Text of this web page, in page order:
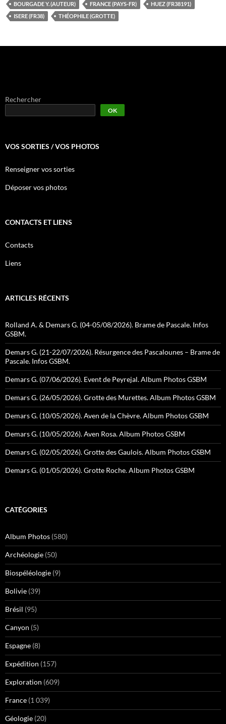
BOURGADE Y. (AUTEUR) FRANCE (PAYS-FR)
HUEZ (FR38191)
ISERE (FR38)
THÉOPHILE (GROTTE)
Rechercher
OK
VOS SORTIES / VOS PHOTOS
Renseigner vos sorties
Déposer vos photos
CONTACTS ET LIENS
Contacts
Liens
ARTICLES RÉCENTS
Rolland A. & Demars G. (04-05/08/2026). Brame de Pascale. Infos
GSBM.
Demars G. (21-22/07/2026). Résurgence des Pascalounes – Brame de
Pascale. Infos GSBM.
Demars G. (07/06/2026). Event de Peyrejal. Album Photos GSBM
Demars G. (26/05/2026). Grotte des Murettes. Album Photos GSBM
Demars G. (10/05/2026). Aven de la Chèvre. Album Photos GSBM
Demars G. (10/05/2026). Aven Rosa. Album Photos GSBM
Demars G. (02/05/2026). Grotte des Gaulois. Album Photos GSBM
Demars G. (01/05/2026). Grotte Roche. Album Photos GSBM
CATÉGORIES
Album Photos (580)
Archéologie (50)
Biospéléologie (9)
Bolivie (39)
Brésil (95)
Canyon (5)
Espagne (8)
Expédition (157)
Exploration (609)
France (1 039)
Géologie (20)